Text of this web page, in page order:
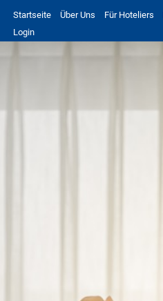
Startseite Über Uns Für Hoteliers
Login